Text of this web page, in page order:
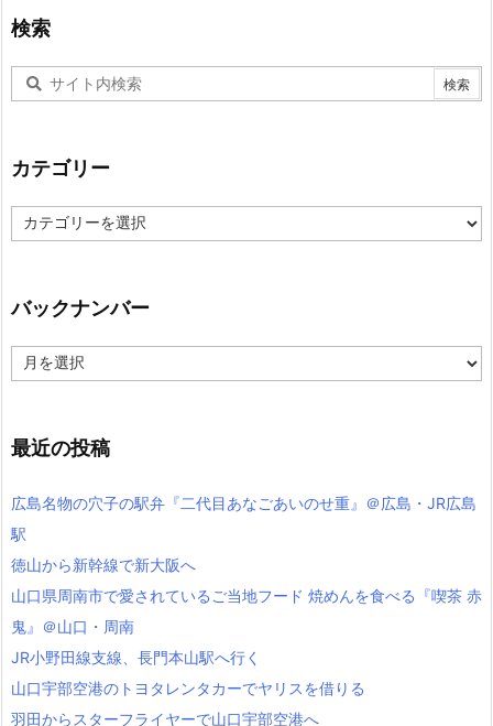
検索
カテゴリー
テ
ー
バックナンバー
ッ
ン
バ
最近の投稿
広島名物の穴子の駅弁『二代目あなごあいのせ重』＠広島・JR広島
駅
徳山から新幹線で新大阪へ
山口県周南市で愛されているご当地フード 焼めんを食べる『喫茶 赤
鬼』＠山口・周南
JR小野田線支線、長門本山駅へ行く
山口宇部空港のトヨタレンタカーでヤリスを借りる
羽田からスターフライヤーで山口宇部空港へ